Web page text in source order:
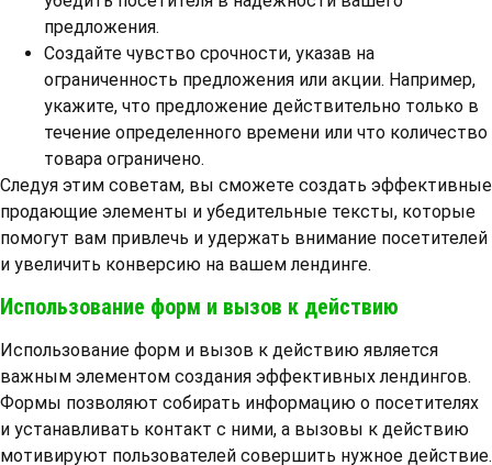
предложения.
Создайте чувство срочности, указав на
ограниченность предложения или акции. Например,
укажите, что предложение действительно только в
течение определенного времени или что количество
товара ограничено.
Следуя этим советам, вы сможете создать эффективные
продающие элементы и убедительные тексты, которые
помогут вам привлечь и удержать внимание посетителей
и увеличить конверсию на вашем лендинге.
Использование форм и вызов к действию
Использование форм и вызов к действию является
важным элементом создания эффективных лендингов.
Формы позволяют собирать информацию о посетителях
и устанавливать контакт с ними, а вызовы к действию
мотивируют пользователей совершить нужное действие.